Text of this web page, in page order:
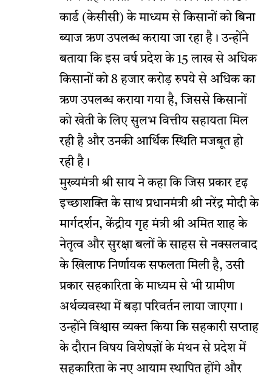
कार्ड (केसीसी) के माध्यम से किसानों को बिना
ब्याज ऋण उपलब्ध कराया जा रहा है। उन्होंने
बताया कि इस वर्ष प्रदेश के 15 लाख से अधिक
किसानों को 8 हजार करोड़ रुपये से अधिक का
ऋण उपलब्ध कराया गया है, जिससे किसानों
को खेती के लिए सुलभ वित्तीय सहायता मिल
रही है और उनकी आर्थिक स्थिति मजबूत हो
रही है।
मुख्यमंत्री श्री साय ने कहा कि जिस प्रकार दृढ़
इच्छाशक्ति के साथ प्रधानमंत्री श्री नरेंद्र मोदी के
मार्गदर्शन, केंद्रीय गृह मंत्री श्री अमित शाह के
नेतृत्व और सुरक्षा बलों के साहस से नक्सलवाद
के खिलाफ निर्णायक सफलता मिली है, उसी
प्रकार सहकारिता के माध्यम से भी ग्रामीण
अर्थव्यवस्था में बड़ा परिवर्तन लाया जाएगा।
उन्होंने विश्वास व्यक्त किया कि सहकारी सप्ताह
के दौरान विषय विशेषज्ञों के मंथन से प्रदेश में
सहकारिता के नए आयाम स्थापित होंगे और